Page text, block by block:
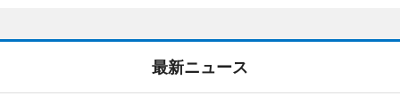
最新ニュース